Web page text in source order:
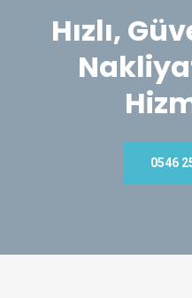
Hızlı,
0546